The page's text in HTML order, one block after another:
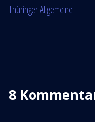
Thüringer Allgemeine
8